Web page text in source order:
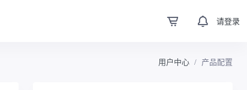
请登录
用户中心 产品配置